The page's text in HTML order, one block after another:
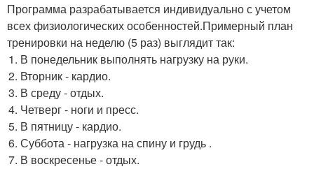
Программа разрабатывается индивидуально с учетом
всех физиологических особенностей.Примерный план
тренировки на неделю (5 раз) выглядит так:
В понедельник выполнять нагрузку на руки.
Вторник - кардио.
В среду - отдых.
Четверг - ноги и пресс.
В пятницу - кардио.
Суббота - нагрузка на спину и грудь .
В воскресенье - отдых.